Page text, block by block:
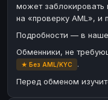
Paxum
Perfect Money
Payoneer
может
на «проверку AML», и
Подробности — в
Обменники, не
★ Без AML/KYC
.
Перед обменом